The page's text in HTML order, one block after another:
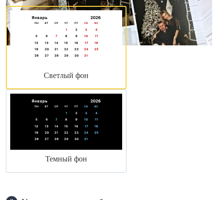
Светлый фон
Темный фон